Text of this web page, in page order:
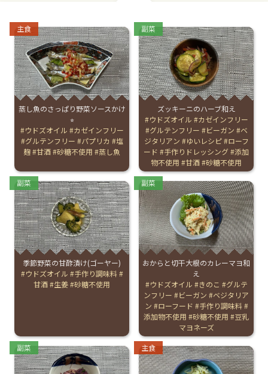
Categories:
主食
蒸し魚のさっぱり野菜ソースかけ
⭐︎
Tags:
ウドズオイル
カゼインフリー
グルテンフリー
パプリカ
塩
麹 甘酒 砂糖不使用 蒸し魚
Categories:
副菜
ズッキーニのハーブ和え
Tags:
ウドズオイル
カゼインフリー
グルテンフリー
ビーガン
ベ
ジタリアン
ゆいレシピ ローフ
ード
手作りドレッシング 添加
物不使用
甘酒 砂糖不使用
Categories:
副菜
季節野菜の甘酢漬け(ゴーヤー)
Tags:
ウドズオイル
手作り調味料
甘酒
生姜 砂糖不使用
Categories:
副菜
おからと切干大根のカレーマヨ和
え
Tags:
ウドズオイル きのこ
グルテ
ンフリー
ビーガン
ベジタリア
ン
ローフード
手作り調味料
添加物不使用
砂糖不使用
豆乳
マヨネーズ
Categories:
副菜 Categories:
主食
診療料金
妊婦健診
お産について
親と子の結びつき支援
母乳育児
予防接種
その他の診療内容
‘さんルーム’ でさまざまな講座・クラス
遠方にお住まいで当院での出産を希望される方へ
医師プロフィール